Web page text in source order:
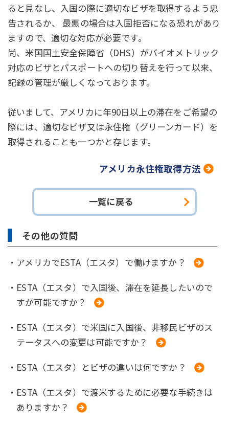
ると見なし、入国の際に適切なビザを取得するよう忠
告されるか、 最悪の場合は入国拒否になる恐れがあり
ますので、適切な対応が必要です。
尚、米国国土安全保障省（DHS）がバイオメトリック
対応のビザとパスポートへの切り替えを行って以来、
記録の管理が厳しくなっております。
従いまして、アメリカに年90日以上の滞在をご希望の
際には、適切なビザ又は永住権（グリーンカード）を
取得されることも一つかと存じます。
アメリカ永住権取得方法
一覧に戻る
その他の質問
・アメリカでESTA（エスタ）で働けますか？
・ESTA（エスタ）で入国後、滞在を延長したいので
すが可能ですか？
・ESTA（エスタ）で米国に入国後、非移民ビザのス
テータスへの変更は可能ですか？
・ESTA（エスタ）とビザの違いは何ですか？
・ESTA（エスタ）で渡米するために必要な手続きは
ありますか？